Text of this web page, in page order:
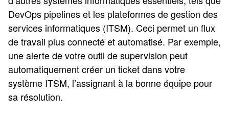
DevOps pipelines et les plateformes de gestion des
services informatiques (ITSM). Ceci permet un flux
de travail plus connecté et automatisé. Par exemple,
une alerte de votre outil de supervision peut
automatiquement créer un ticket dans votre
système ITSM, l’assignant à la bonne équipe pour
sa résolution.